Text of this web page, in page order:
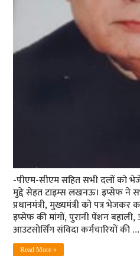
-पीएम-सीएम सहित सभी दलों को
मुद्दे सेहत टाइम्स लखनऊ। इप्सेफ ने
प्रधानमंत्री, मुख्यमंत्री को पत्र
इप्सेफ की मांगों, पुरानी पेंशन
आउटसोर्सिंग संविदा कर्मचारियों की …
Read More »